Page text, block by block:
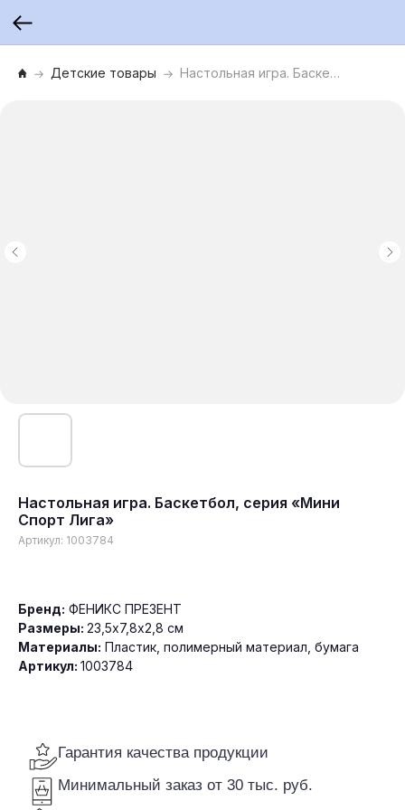
Детские товары Настольная игра. Баскетбол, серия «Мини Спорт Лига»
Настольная игра. Баскетбол, серия «Мини
Спорт Лига»
Артикул: 1003784
Бренд: ФЕНИКС ПРЕЗЕНТ
Размеры: 23,5х7,8х2,8 см
Материалы: Пластик, полимерный материал, бумага
Артикул: 1003784
Гарантия качества продукции